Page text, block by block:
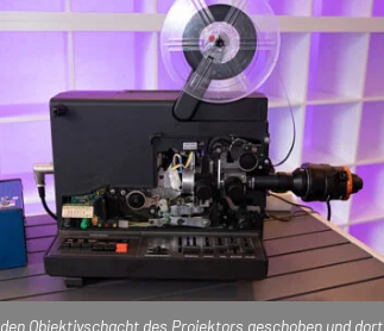
Objektivschacht des Projektors geschoben und dort